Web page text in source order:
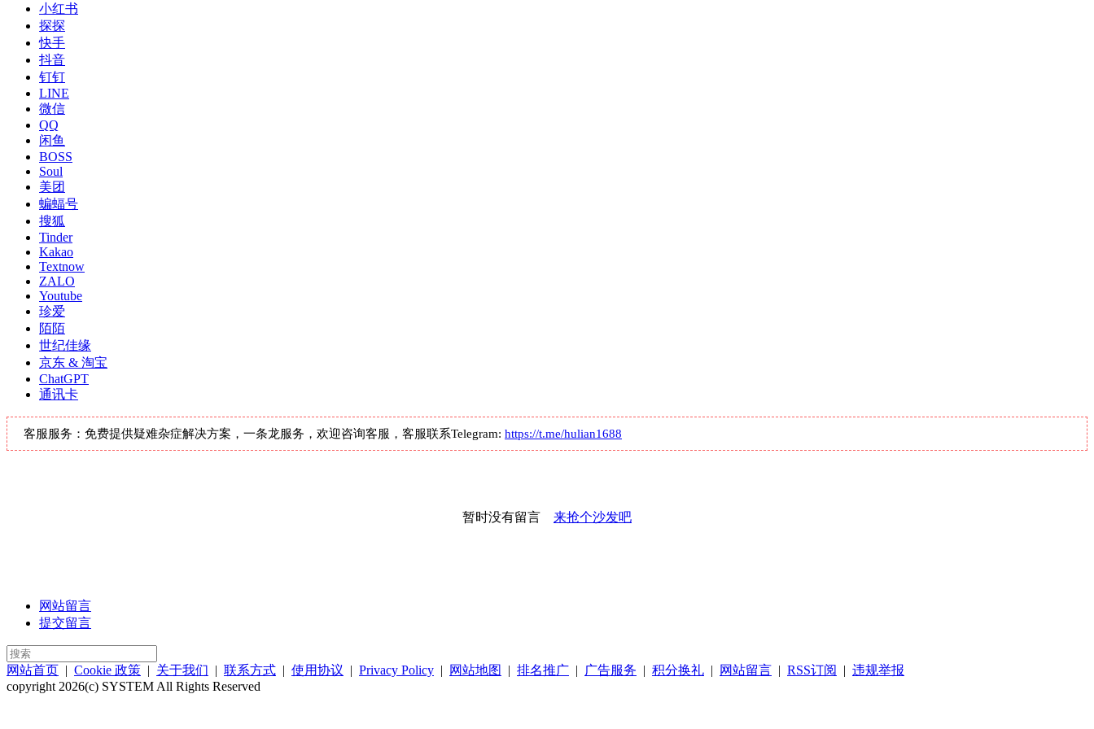
小红书
探探
快手
抖音
钉钉
LINE
微信
QQ
闲鱼
BOSS
Soul
美团
蝙蝠号
搜狐
Tinder
Kakao
Textnow
ZALO
Youtube
珍爱
陌陌
世纪佳缘
京东 & 淘宝
ChatGPT
通讯卡
客服服务：免费提供疑难杂症解决方案，一条龙服务，欢迎咨询客服，客服联系Telegram: https://t.me/hulian1688
暂时没有留言 来抢个沙发吧
网站留言
提交留言
网站首页 | Cookie 政策 | 关于我们 | 联系方式 | 使用协议 | Privacy Policy | 网站地图 | 排名推广 | 广告服务 | 积分换礼 | 网站留言 | RSS订阅 | 违规举报
copyright 2026(c) SYSTEM All Rights Reserved